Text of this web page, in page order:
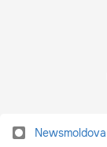
Newsmoldova